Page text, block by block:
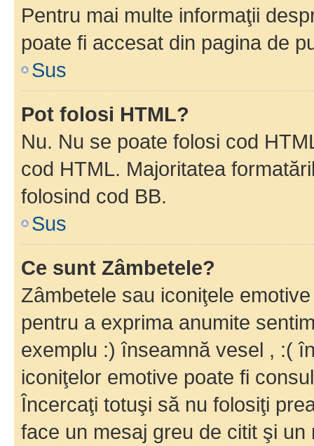
Pentru mai multe informaţii
poate fi accesat din pagina de
Sus
Pot folosi HTML?
Nu. Nu se poate folosi cod
cod HTML. Majoritatea
folosind cod BB.
Sus
Ce sunt Zâmbetele?
Zâmbetele sau iconiţele
pentru a exprima anumite
exemplu :) înseamnă vesel , :(
iconiţelor emotive poate fi
Încercaţi totuşi să nu folosiţi
face un mesaj greu de citit şi